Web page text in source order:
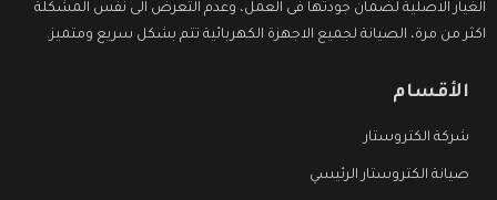
الغيار الاصلية لضمان جودتها فى العمل، وعدم التعرض الى نفس المشكلة
اكثر من مرة، الصيانة لجميع الاجهزة الكهربائية تتم بشكل سريع ومتميز.
الأقسام
شركة الكتروستار
صيانة الكتروستار الرئيسي